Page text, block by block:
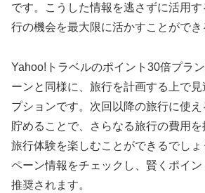
です。こうした情報を逃さずに活用
行の機会を最大限に活かすことができ
Yahoo!トラベルのポイント30倍プラ
ーンと同様に、旅行を計画する上で
プションです。次回以降の旅行に使
貯めることで、さらなる旅行の費用
旅行体験を楽しむことができるでし
ペーン情報をチェックし、賢くポイ
推奨されます。